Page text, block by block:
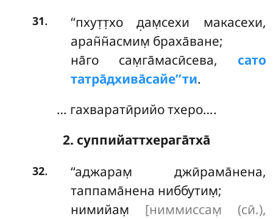
31. ‘‘пхут̣т̣ход̣ам̣сехи макасехи,
аран̃н̃асмим̣ браха̄ване;
на̄го сам̣га̄масӣсева, сато
татра̄дхива̄сайе’’ти.
… гахваратӣрийо тхеро….
2. суппийаттхерага̄тха̄
32. ‘‘аджарам̣ джӣрама̄нена,
таппама̄нена ниббутим̣;
нимийам̣ [ниммиссам̣ (сӣ.),